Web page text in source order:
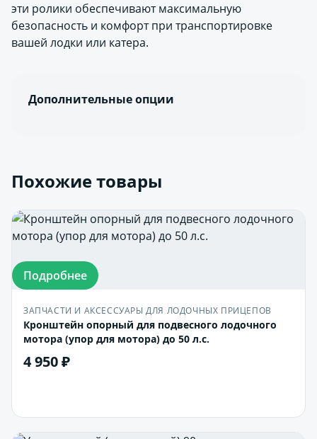
эти ролики обеспечивают максимальную
безопасность и комфорт при транспортировке
вашей лодки или катера.
Дополнительные опции
Похожие товары
Подробнее
ЗАПЧАСТИ И АКСЕССУАРЫ ДЛЯ ЛОДОЧНЫХ ПРИЦЕПОВ
Кронштейн опорный для подвесного лодочного
мотора (упор для мотора) до 50 л.с.
4 950 ₽